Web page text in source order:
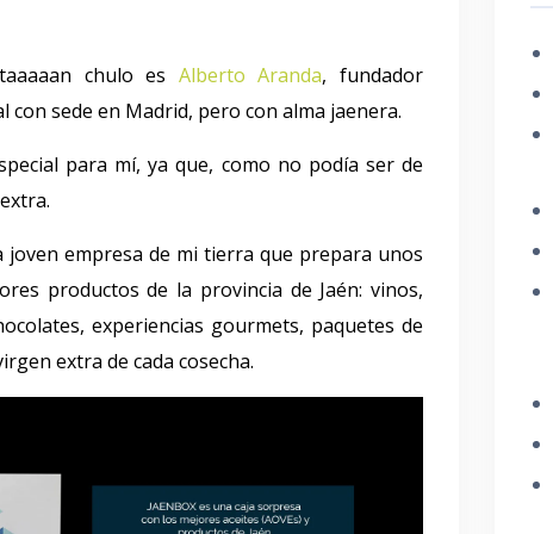
chulo es Alberto Aranda, fundador
sede en Madrid, pero con alma jaenera.
para mí, ya que, como no podía ser de
joven empresa de mi tierra que prepara unos
productos de la provincia de Jaén: vinos,
experiencias gourmets, paquetes de
extra de cada cosecha.